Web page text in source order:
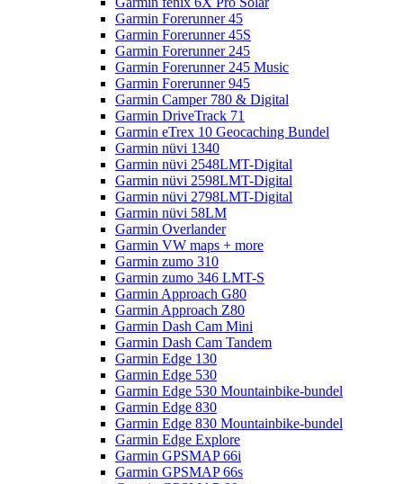
Garmin Forerunner 45
Garmin Forerunner 45S
Garmin Forerunner 245
Garmin Forerunner 245 Music
Garmin Forerunner 945
Garmin Camper 780 & Digital
Garmin DriveTrack 71
Garmin eTrex 10 Geocaching Bundel
Garmin nüvi 1340
Garmin nüvi 2548LMT-Digital
Garmin nüvi 2598LMT-Digital
Garmin nüvi 2798LMT-Digital
Garmin nüvi 58LM
Garmin Overlander
Garmin VW maps + more
Garmin zumo 310
Garmin zumo 346 LMT-S
Garmin Approach G80
Garmin Approach Z80
Garmin Dash Cam Mini
Garmin Dash Cam Tandem
Garmin Edge 130
Garmin Edge 530
Garmin Edge 530 Mountainbike-bundel
Garmin Edge 830
Garmin Edge 830 Mountainbike-bundel
Garmin Edge Explore
Garmin GPSMAP 66i
Garmin GPSMAP 66s